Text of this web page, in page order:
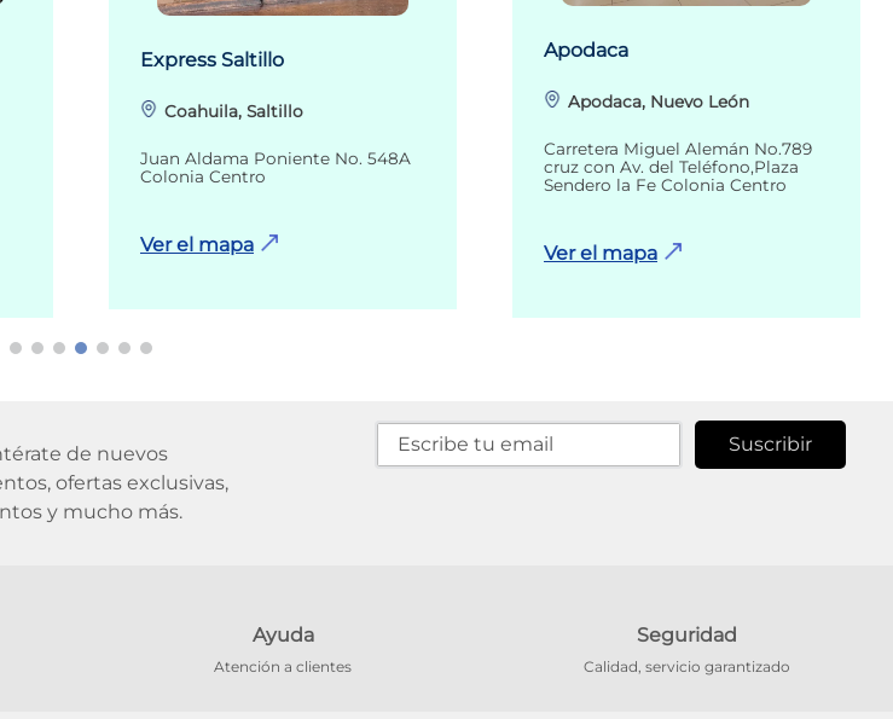
Express Saltillo
Coahuila, Saltillo
Juan Aldama Poniente No. 548A
Colonia Centro
Ver el mapa
Apodaca
Apodaca, Nuevo León
Carretera Miguel Alemán No.789
cruz con Av. del Teléfono,Plaza
Sendero la Fe Colonia Centro
Ver el mapa
de nuevos
ofertas exclusivas,
y mucho más.
Suscribir
Ayuda
Atención a clientes
Seguridad
Calidad, servicio garantizado